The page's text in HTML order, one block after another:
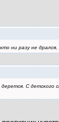
ни разу не дрался,
С